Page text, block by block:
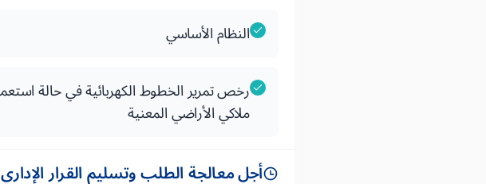
النظام الأساسي
رخص تمرير الخطوط الكهربائية في حالة
ملاكي الأراضي المعنية
أجل معالجة الطلب وتسليم القرار الإداري